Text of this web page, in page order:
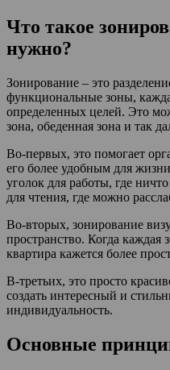
Что такое
нужно?
Зонирование – это
функциональные зоны,
определенных целей. Это
зона, обеденная зона и так
Во-первых, это помогает
его более удобным для
уголок для работы, где
для чтения, где можно
Во-вторых, зонирование
пространство. Когда каждая
квартира кажется более
В-третьих, это просто
создать интересный и
индивидуальность.
Основные